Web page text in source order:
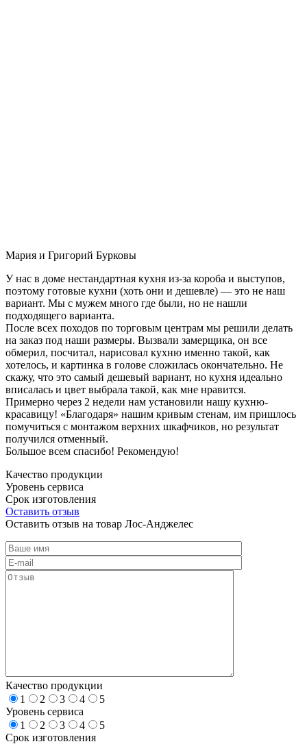
Мария и Григорий Бурковы
У нас в доме нестандартная кухня из-за короба и выступов,
поэтому готовые кухни (хоть они и дешевле) — это не наш
вариант. Мы с мужем много где были, но не нашли
подходящего варианта.
После всех походов по торговым центрам мы решили делать
на заказ под наши размеры. Вызвали замерщика, он все
обмерил, посчитал, нарисовал кухню именно такой, как
хотелось, и картинка в голове сложилась окончательно. Не
скажу, что это самый дешевый вариант, но кухня идеально
вписалась и цвет выбрала такой, как мне нравится.
Примерно через 2 недели нам установили нашу кухню-
красавицу! «Благодаря» нашим кривым стенам, им пришлось
помучиться с монтажом верхних шкафчиков, но результат
получился отменный.
Большое всем спасибо! Рекомендую!
Качество продукции
Уровень сервиса
Срок изготовления
Оставить отзыв
Оставить отзыв на товар Лос-Анджелес
Качество продукции
1
2 3 4
5
Уровень сервиса
1
2 3 4
5
Срок изготовления